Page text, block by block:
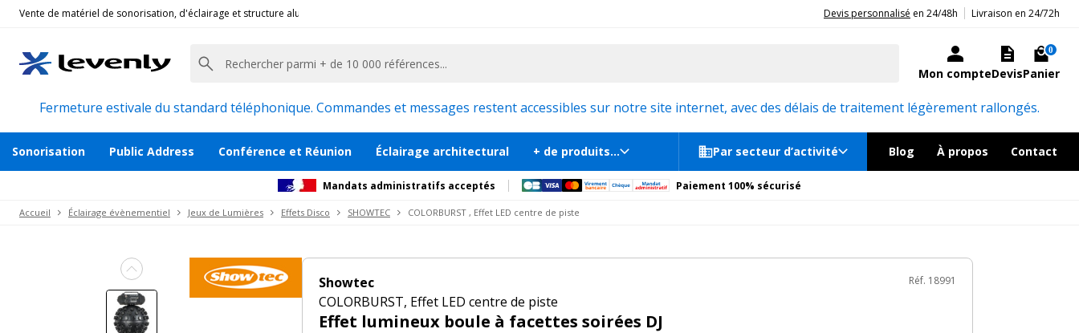
Vente de matériel de sonorisation, d'éclairage et structure alu pour l'évènementiel et la communication, stand exposition, scène, podium et estrade, etc. | 20ans d'expérience aux côtés des professionnels et acteurs publics.
Devis personnalisé en 24/48h Livraison en 24/72h
Mon compteDevisPanier
0
Fermeture estivale du standard téléphonique. Commandes et messages restent accessibles sur notre site internet, avec des délais de traitement légèrement rallongés.
Sonorisation Public Address Conférence et Réunion Éclairage architectural + de produits... Par secteur d’activité Blog À propos Contact
Mandats administratifs acceptés Paiement 100% sécurisé
Accueil Éclairage évènementiel Jeux de Lumières Effets Disco SHOWTEC COLORBURST , Effet LED centre de piste
Showtec
COLORBURST, Effet LED centre de piste
Effet lumineux boule à facettes soirées DJ
Réf. 18991